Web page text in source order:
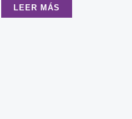
LEER MÁS